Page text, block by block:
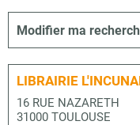
Modifier ma
LIBRAIRIE
16 RUE NAZARETH
31000 TOULOUSE